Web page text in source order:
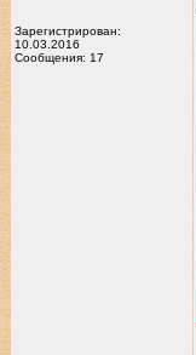
Зарегистрирован:
10.03.2016
Сообщения: 17